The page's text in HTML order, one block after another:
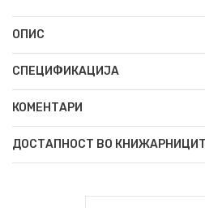
ОПИС
СПЕЦИФИКАЦИЈА
КОМЕНТАРИ
ДОСТАПНОСТ ВО